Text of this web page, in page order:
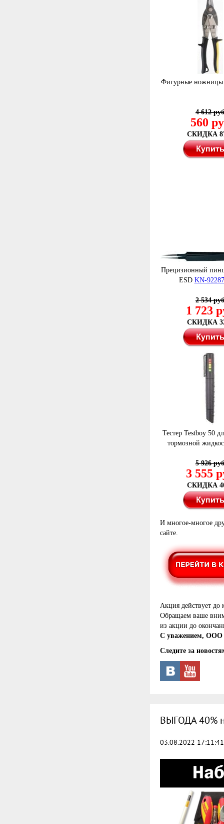
Фигурные
4 612 руб
560
СКИДКА
Прецизионный
ESD KN-
2 534 руб
1 723
СКИДКА
Тестер Testboy 50
тормозной
5 926 руб
3 555
СКИДКА
И многое-многое
сайте.
Акция действует до
Обращаем ваше
из акции до
С уважением, ООО
Следите за
ВЫГОДА 40%
03.08.2022 17:11:41